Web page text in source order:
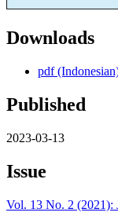
Downloads
pdf
Published
2023-03-13
Issue
Vol. 13 No. 2 (2021):